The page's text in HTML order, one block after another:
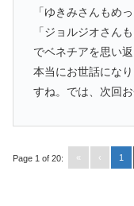
「ゆきみさんもめ
「ジョルジオさん
でベネチアを思い
本当にお世話にな
すね。では、次回
Page 1 of 20: « ‹ 1